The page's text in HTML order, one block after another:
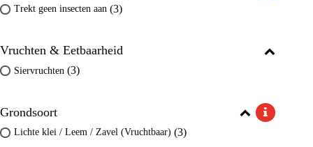
Trekt geen insecten aan (3)
Vruchten & Eetbaarheid
Siervruchten (3)
Grondsoort
Lichte klei / Leem / Zavel (Vruchtbaar) (3)